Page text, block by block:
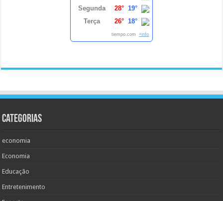
Segunda
28° 19°
Terça
26° 18°
tiempo.com +info
Categorias
economia
Economia
Educação
Entretenimento